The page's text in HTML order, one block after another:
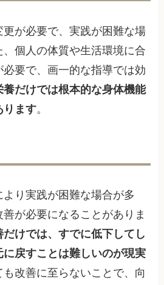
が必要で、実践が困難な場
個人の体質や生活環境に合
要で、画一的な指導では効
養だけでは根本的な身体機能
ります。
り実践が困難な場合が多
が必要になることがありま
けでは、すでに低下してし
に戻すことは難しいのが現実
改善に至らないことで、向